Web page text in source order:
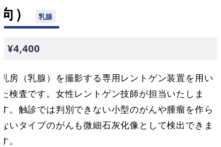
向）
¥4,400
乳房（乳腺）を撮影する専用レントゲン装置を用い
た検査です。女性レントゲン技師が担当いたしま
す。触診では判別できない小型のがんや腫瘤を作ら
ないタイプのがんも微細石灰化像として検出できま
す。